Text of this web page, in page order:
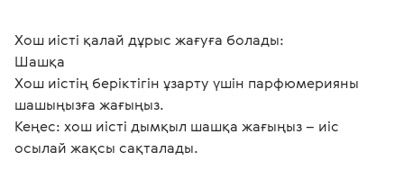
Хош иісті қалай дұрыс жағуға болады:
Шашқа
Хош иістің беріктігін ұзарту үшін парфюмерияны
шашыңызға жағыңыз.
Кеңес: хош иісті дымқыл шашқа жағыңыз – иіс
осылай жақсы сақталады.